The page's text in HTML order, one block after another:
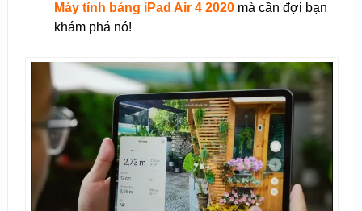
Máy tính bảng iPad Air 4 2020 mà cần đợi bạn
khám phá nó!